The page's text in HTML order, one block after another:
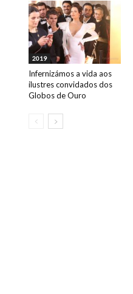
2019
Infernizámos a vida aos
ilustres convidados dos
Globos de Ouro